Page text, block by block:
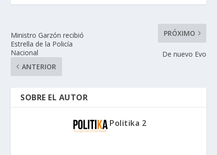
Ministro Garzón recibió
Estrella de la Policía
Nacional
ANTERIOR
PRÓXIMO
De nuevo Evo
SOBRE EL AUTOR
Politika 2